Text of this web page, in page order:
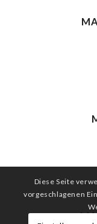
Diese Seite
vorgeschlagenen